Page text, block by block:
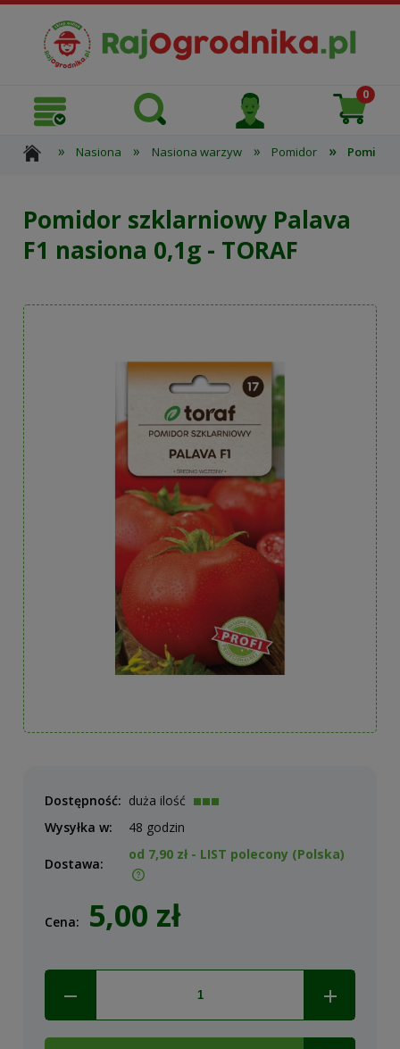
» Nasiona » Nasiona warzyw » Pomidor » Pomidor
Pomidor szklarniowy Palava
F1 nasiona 0,1g - TORAF
Dostępność: duża ilość
Wysyłka w:
48 godzin
Dostawa:
od 7,90 zł - LIST polecony (Polska)
Cena: 5,00 zł